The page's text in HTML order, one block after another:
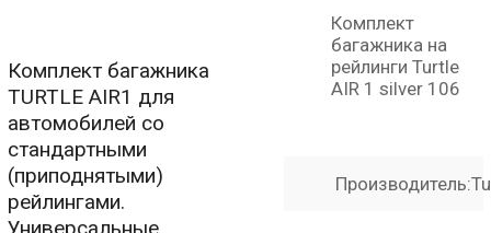
Комплект багажника
TURTLE AIR1 для
автомобилей со
стандартными
(приподнятыми)
рейлингами.
Комплект
багажника на
рейлинги Turtle
AIR 1 silver 106
Производитель: